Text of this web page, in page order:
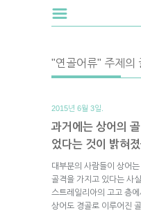
"연골어류" 주제의
2015년 6월 3일.
과거에는 상어의
었다는 것이 밝혀
대부분의 사람들이 상어
골격을 가지고 있다는 사
스트레일리아의 고고 층
상어도 경골로 이루어진